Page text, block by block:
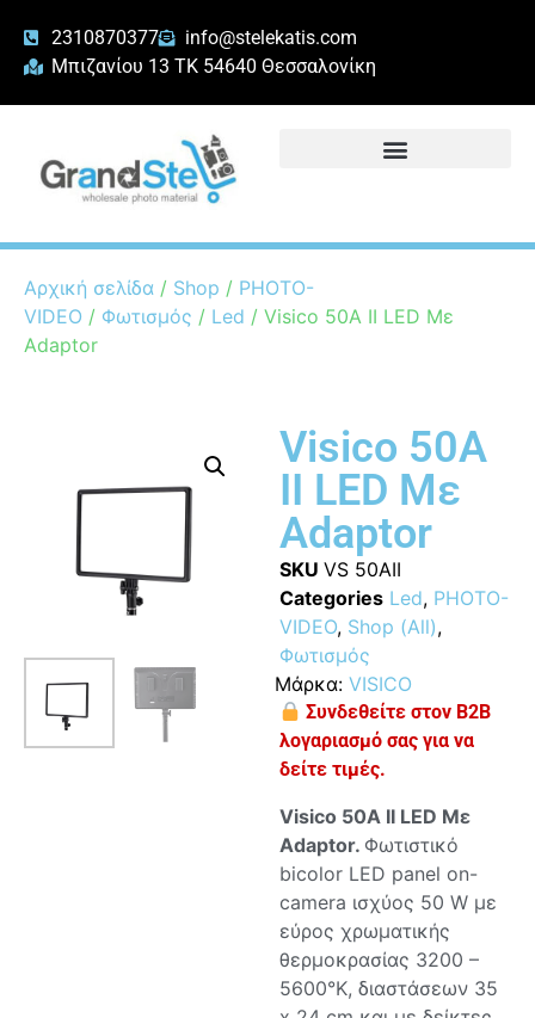
2310870377
info@stelekatis.com
Μπιζανίου 13 ΤΚ 54640 Θεσσαλονίκη
Αρχική σελίδα / Shop / PHOTO-
VIDEO / Φωτισμός / Led / Visico 50A II LED Με
Adaptor
Visico 50A
II LED Με
Adaptor
SKU VS 50AII
Categories Led, PHOTO-
VIDEO, Shop (All),
Φωτισμός
Μάρκα: VISICO
Συνδεθείτε στον B2B
λογαριασμό σας για να
δείτε τιμές.
Visico 50A II LED Με
Adaptor. Φωτιστικό
bicolor LED panel on-
camera ισχύος 50 W με
εύρος χρωματικής
θερμοκρασίας 3200 –
5600°Κ, διαστάσεων 35